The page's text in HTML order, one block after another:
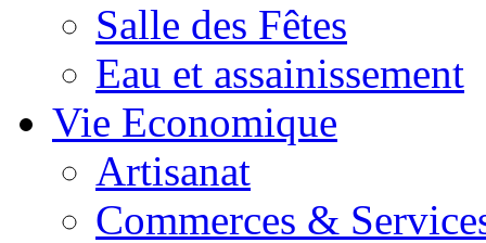
Salle des Fêtes
Eau et assainissement
Vie Economique
Artisanat
Commerces &